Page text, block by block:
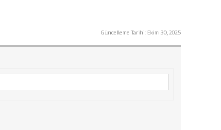
Güncelleme Tarihi: Ekim 30, 2025